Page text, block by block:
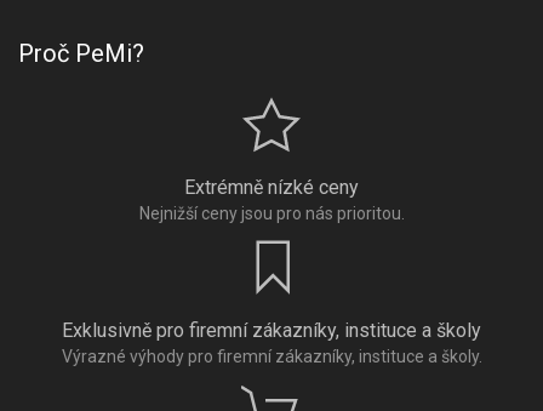
Proč PeMi?
Extrémně nízké ceny
Nejnižší ceny jsou pro nás prioritou.
Exklusivně pro firemní zákazníky, instituce a školy
Výrazné výhody pro firemní zákazníky, instituce a školy.